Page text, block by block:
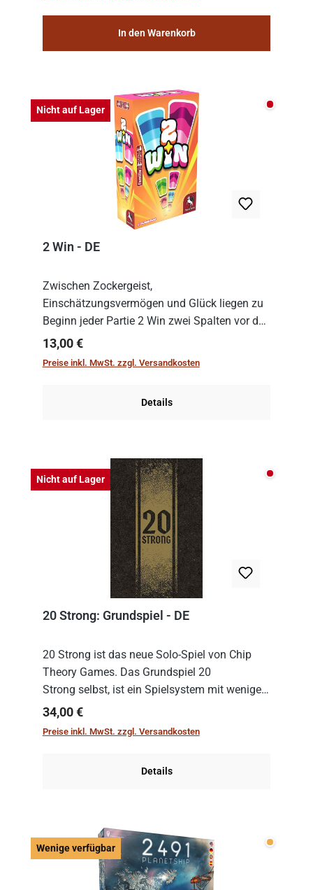
In den Warenkorb
Nicht auf Lager Nicht
2 Win - DE
Zwischen Zockergeist,
Einschätzungsvermögen und Glück liegen zu
Beginn jeder Partie 2 Win zwei Spalten vor den
Spielenden aus, die es in die Höhe zu treiben
gilt. Doch das geht natürlich nur, solange man
Regulärer Preis:
13,00 €
Preise inkl. MwSt. zzgl. Versandkosten
Details
Nicht auf Lager Nicht
20 Strong: Grundspiel - DE
20 Strong ist das neue Solo-Spiel von Chip
Theory Games. Das Grundspiel 20
Strong selbst, ist ein Spielsystem mit wenigen,
einfachen Regeln. Um es zu spielen, muss es
immer mit einem Themenset ergänzt werden.
Regulärer Preis:
34,00 €
Preise inkl. MwSt. zzgl. Versandkosten
Details
Wenige verfügbar Wenige